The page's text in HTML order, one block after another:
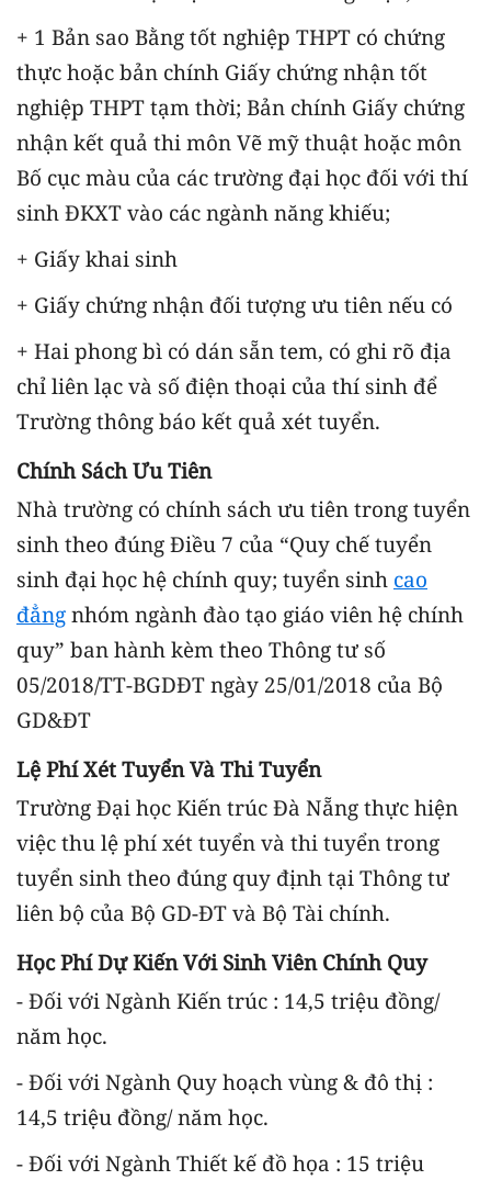
+ 1 Bản sao Bằng tốt nghiệp THPT có chứng
thực hoặc bản chính Giấy chứng nhận tốt
nghiệp THPT tạm thời; Bản chính Giấy chứng
nhận kết quả thi môn Vẽ mỹ thuật hoặc môn
Bố cục màu của các trường đại học đối với thí
sinh ĐKXT vào các ngành năng khiếu;
+ Giấy khai sinh
+ Giấy chứng nhận đối tượng ưu tiên nếu có
+ Hai phong bì có dán sẵn tem, có ghi rõ địa
chỉ liên lạc và số điện thoại của thí sinh để
Trường thông báo kết quả xét tuyển.
Chính Sách Ưu Tiên
Nhà trường có chính sách ưu tiên trong tuyển
sinh theo đúng Điều 7 của “Quy chế tuyển
sinh đại học hệ chính quy; tuyển sinh cao
đẳng nhóm ngành đào tạo giáo viên hệ chính
quy” ban hành kèm theo Thông tư số
05/2018/TT-BGDĐT ngày 25/01/2018 của Bộ
GD&ĐT
Lệ Phí Xét Tuyển Và Thi Tuyển
Trường Đại học Kiến trúc Đà Nẵng thực hiện
việc thu lệ phí xét tuyển và thi tuyển trong
tuyển sinh theo đúng quy định tại Thông tư
liên bộ của Bộ GD-ĐT và Bộ Tài chính.
Học Phí Dự Kiến Với Sinh Viên Chính Quy
- Đối với Ngành Kiến trúc : 14,5 triệu đồng/
năm học.
- Đối với Ngành Quy hoạch vùng & đô thị :
14,5 triệu đồng/ năm học.
- Đối với Ngành Thiết kế đồ họa : 15 triệu